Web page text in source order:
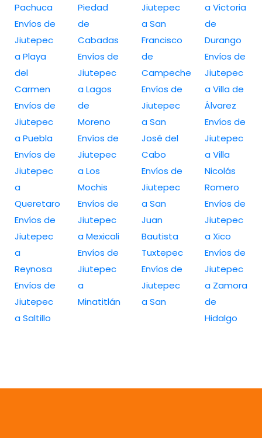
Pachuca
Envíos de
Jiutepec
a Playa
del
Carmen
Envíos de
Jiutepec
a Puebla
Envíos de
Jiutepec
a
Queretaro
Envíos de
Jiutepec
a
Reynosa
Envíos de
Jiutepec
a Saltillo
Piedad
de
Cabadas
Envíos de
Jiutepec
a Lagos
de
Moreno
Envíos de
Jiutepec
a Los
Mochis
Envíos de
Jiutepec
a Mexicali
Envíos de
Jiutepec
a
Minatitlán
Jiutepec
a San
Francisco
de
Campeche
Envíos de
Jiutepec
a San
José del
Cabo
Envíos de
Jiutepec
a San
Juan
Bautista
Tuxtepec
Envíos de
Jiutepec
a San
a Victoria
de
Durango
Envíos de
Jiutepec
a Villa de
Álvarez
Envíos de
Jiutepec
a Villa
Nicolás
Romero
Envíos de
Jiutepec
a Xico
Envíos de
Jiutepec
a Zamora
de
Hidalgo